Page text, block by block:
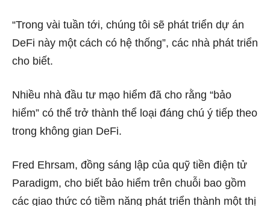
“Trong vài tuần tới, chúng tôi sẽ phát triển dự án
DeFi này một cách có hệ thống”, các nhà phát triển
cho biết.
Nhiều nhà đầu tư mạo hiểm đã cho rằng “bảo
hiểm” có thể trở thành thể loại đáng chú ý tiếp theo
trong không gian DeFi.
Fred Ehrsam, đồng sáng lập của quỹ tiền điện tử
Paradigm, cho biết bảo hiểm trên chuỗi bao gồm
các giao thức có tiềm năng phát triển thành một thị